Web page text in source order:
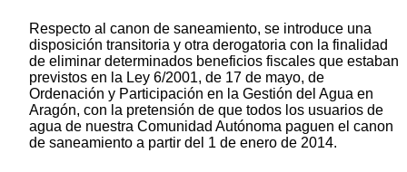
Respecto al canon de saneamiento, se introduce una
disposición transitoria y otra derogatoria con la finalidad
de eliminar determinados beneficios fiscales que estaban
previstos en la Ley 6/2001, de 17 de mayo, de
Ordenación y Participación en la Gestión del Agua en
Aragón, con la pretensión de que todos los usuarios de
agua de nuestra Comunidad Autónoma paguen el canon
de saneamiento a partir del 1 de enero de 2014.